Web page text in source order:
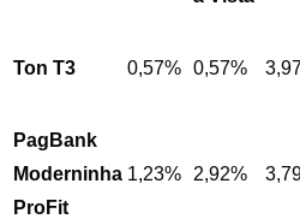
Ton T3 0,57% 0,57%
PagBank
Moderninha
ProFit
1,23% 2,92%